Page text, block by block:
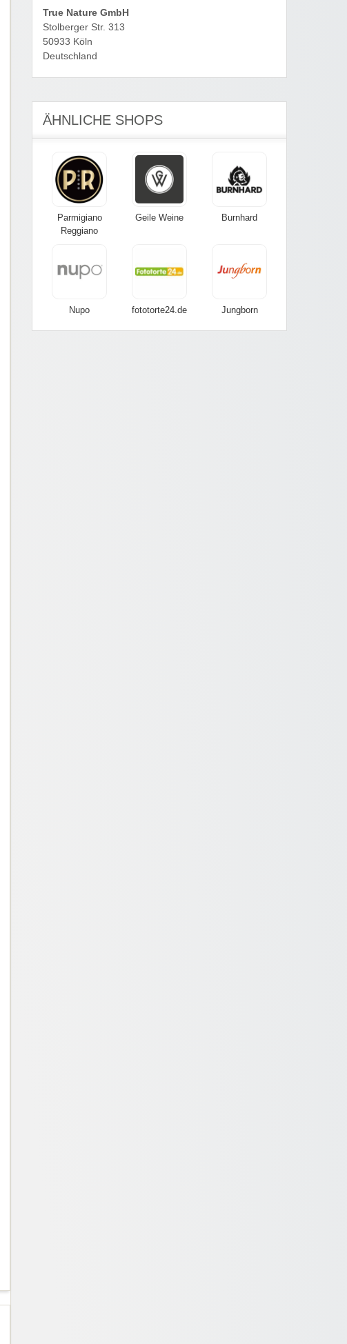
True Nature GmbH
Stolberger Str. 313
50933 Köln
Deutschland
ÄHNLICHE SHOPS
Parmigiano
Reggiano
Geile Weine Burnhard
Nupo fototorte24.de Jungborn